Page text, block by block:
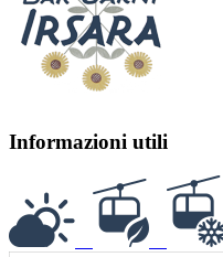
Informazioni utili